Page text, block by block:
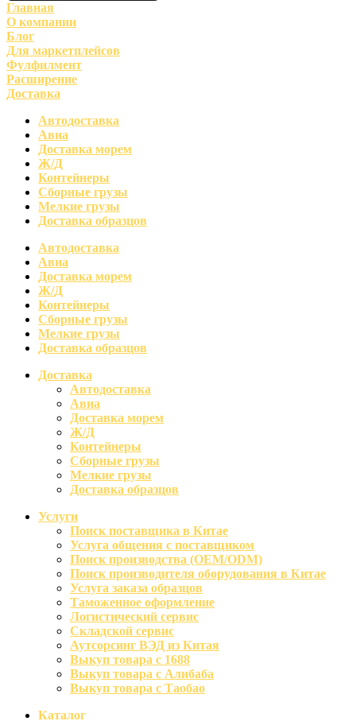
Главная
О компании
Блог
Для маркетплейсов
Фулфилмент
Расширение
Доставка
Автодоставка
Авиа
Доставка морем
Ж/Д
Контейнеры
Сборные грузы
Мелкие грузы
Доставка образцов
Автодоставка
Авиа
Доставка морем
Ж/Д
Контейнеры
Сборные грузы
Мелкие грузы
Доставка образцов
Доставка
Автодоставка
Авиа
Доставка морем
Ж/Д
Контейнеры
Сборные грузы
Мелкие грузы
Доставка образцов
Услуги
Поиск поставщика в Китае
Услуга общения с поставщиком
Поиск производства (OEM/ODM)
Поиск производителя оборудования в Китае
Услуга заказа образцов
Таможенное оформление
Логистический сервис
Складской сервис
Аутсорсинг ВЭД из Китая
Выкуп товара с 1688
Выкуп товара с Алибаба
Выкуп товара с Таобао
Каталог